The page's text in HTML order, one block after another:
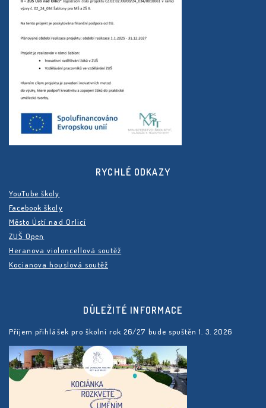
RYCHLÉ ODKAZY
YouTube školy
Facebook školy
Město Ústí nad Orlicí
ZUŠ Open
Heranova violoncellová soutěž
Kocianova houslová soutěž
DŮLEŽITÉ INFORMACE
Příjem přihlášek pro školní rok 26/27 bude spuštěn 1. 3. 2026